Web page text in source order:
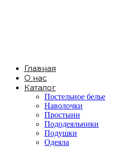
Главная
О нас
Каталог
Постельное белье
Наволочки
Простыни
Пододеяльники
Подушки
Одеяла